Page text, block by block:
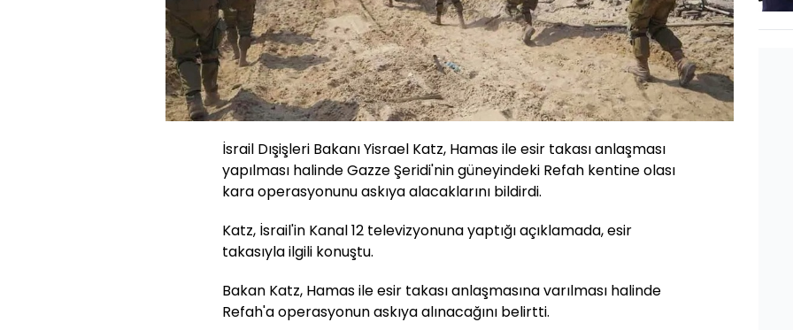
İsrail Dışişleri Bakanı Yisrael Katz, Hamas ile esir takası anlaşması
yapılması halinde Gazze Şeridi'nin güneyindeki Refah kentine olası
kara operasyonunu askıya alacaklarını bildirdi.
Katz, İsrail'in Kanal 12 televizyonuna yaptığı açıklamada, esir
takasıyla ilgili konuştu.
Bakan Katz, Hamas ile esir takası anlaşmasına varılması halinde
Refah'a operasyonun askıya alınacağını belirtti.